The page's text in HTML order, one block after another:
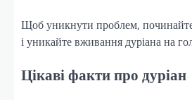
Щоб уникнути проблем,
і уникайте вживання дуріана на
Цікаві факти про дуріан